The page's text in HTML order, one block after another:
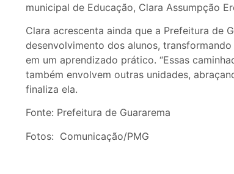
municipal de Educação, Clara Assumpção
Clara acrescenta ainda que a Prefeitura de
desenvolvimento dos alunos,
em um aprendizado prático. “Essas
também envolvem outras unidades,
finaliza ela.
Fonte: Prefeitura de Guararema
Fotos: Comunicação/PMG